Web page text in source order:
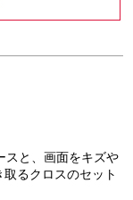
スと、画面をキズや
るクロスのセット